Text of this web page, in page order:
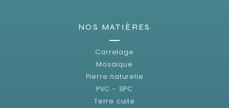
NOS MATIÈRES
Carrelage
Mosaïque
Pierre naturelle
PVC - SPC
Terre cuite